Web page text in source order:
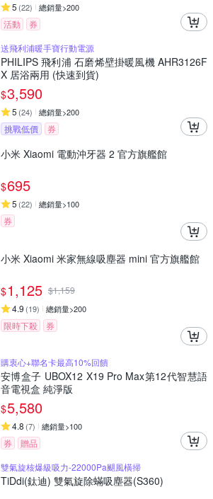
5 (22) 總銷量>200
活動
券
送飛利浦暖手寶行動電源
PHILIPS 飛利浦 石磨烯壁掛暖風機 AHR3126F
X 居浴兩用 (快速到貨)
$3,590
5 (24) 總銷量>200
挑戰低價 券
小米 Xiaomi 電動沖牙器 2 官方旗艦館
$695
5 (22) 總銷量>100
券
小米 Xiaomi 米家無線吸塵器 mini 官方旗艦館
$1,125 $1,159
4.9 (19) 總銷量>200
限時下殺 券
購衷心+聯名卡最高10%回饋
安博盒子 UBOX12 X19 Pro Max第12代智慧語
音電視盒 純淨版
$5,580
4.8 (7) 總銷量>100
券
贈品
雙氣旋核爆級吸力-22000Pa颶風橫掃
TiDdi(鈦迪) 雙氣旋除蟎吸塵器(S360)